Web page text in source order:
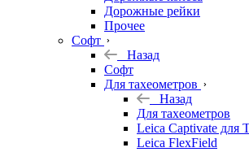
Дорожные рейки
Прочее
Софт
Назад
Софт
Для тахеометров
Назад
Для тахеометров
Leica Captivate для
Leica FlexField